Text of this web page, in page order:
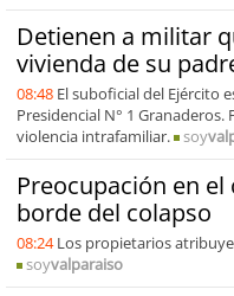
Detienen a militar
vivienda de su
08:48 El suboficial del Ejército
Presidencial N° 1
violencia intrafamiliar.
soy
Preocupación en
borde del colapso
08:24 Los propietarios
soyvalparaiso